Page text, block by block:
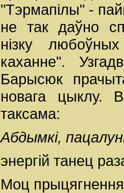
"Тэрмапілы" -
не так даўно
нізку
каханне".
Барысюк
новага цыклу.
таксама:
Абдымкi,
энергiй танец
Моц